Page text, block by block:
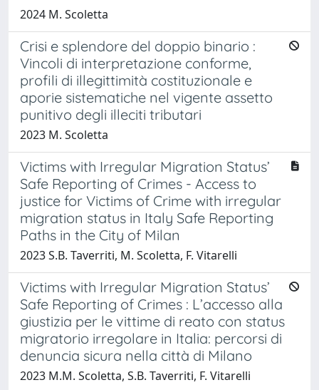
2024 M. Scoletta
Crisi e splendore del doppio binario :
Vincoli di interpretazione conforme,
profili di illegittimità costituzionale e
aporie sistematiche nel vigente assetto
punitivo degli illeciti tributari
2023 M. Scoletta
Victims with Irregular Migration Status’
Safe Reporting of Crimes - Access to
justice for Victims of Crime with irregular
migration status in Italy Safe Reporting
Paths in the City of Milan
2023 S.B. Taverriti, M. Scoletta, F. Vitarelli
Victims with Irregular Migration Status’
Safe Reporting of Crimes : L’accesso alla
giustizia per le vittime di reato con status
migratorio irregolare in Italia: percorsi di
denuncia sicura nella città di Milano
2023 M.M. Scoletta, S.B. Taverriti, F. Vitarelli